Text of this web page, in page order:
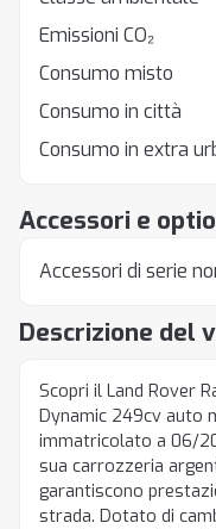
Descrizione del
Scopri il Land Rover
Dynamic 249cv auto
immatricolato a 06/
sua carrozzeria
garantiscono
strada. Dotato di
Accessori e
Accessori di serie
Emissioni CO₂
Consumo misto
Consumo in città
Consumo in extra